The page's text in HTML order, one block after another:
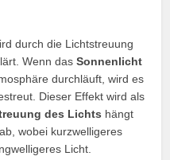
durch die Lichtstreuung
Wenn dasSonnenlicht
durchläuft, wird es
Dieser Effekt wird als
des Lichts hängt
wobei kurzwelligeres
Licht.